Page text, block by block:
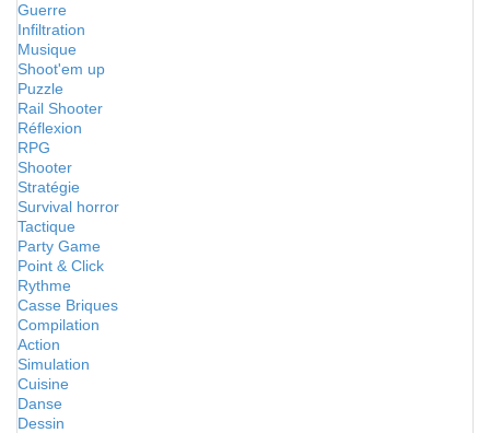
Guerre
Infiltration
Musique
Shoot'em up
Puzzle
Rail Shooter
Réflexion
RPG
Shooter
Stratégie
Survival horror
Tactique
Party Game
Point & Click
Rythme
Casse Briques
Compilation
Action
Simulation
Cuisine
Danse
Dessin